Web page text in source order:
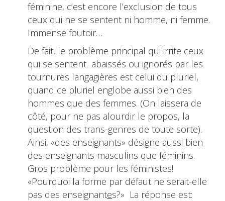
féminine, c’est encore l’exclusion de tous
ceux qui ne se sentent ni homme, ni femme.
Immense foutoir…
De fait, le problème principal qui irrite ceux
qui se sentent abaissés ou ignorés par les
tournures langagières est celui du pluriel,
quand ce pluriel englobe aussi bien des
hommes que des femmes. (On laissera de
côté, pour ne pas alourdir le propos, la
question des trans-genres de toute sorte).
Ainsi, «des enseignants» désigne aussi bien
des enseignants masculins que féminins.
Gros problème pour les féministes!
«Pourquoi la forme par défaut ne serait-elle
pas des enseignantes?» La réponse est: